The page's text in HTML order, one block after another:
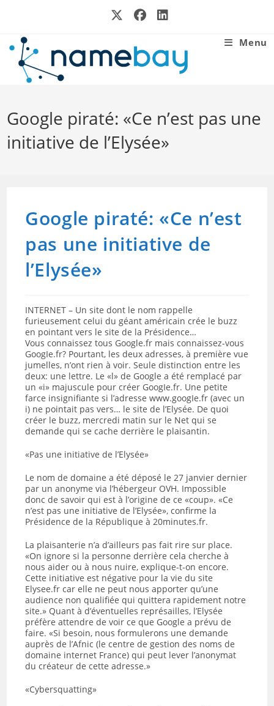
Menu
Google piraté: «Ce n’est pas une
initiative de l’Elysée»
Google piraté: «Ce n’est
pas une initiative de
l’Elysée»
INTERNET – Un site dont le nom rappelle
furieusement celui du géant américain crée le buzz
en pointant vers le site de la Présidence…
Vous connaissez tous Google.fr mais connaissez-vous
GoogIe.fr? Pourtant, les deux adresses, à première vue
jumelles, n’ont rien à voir. Seule distinction entre les
deux: une lettre. Le «l» de Google a été remplacé par
un «i» majuscule pour créer GoogIe.fr. Une petite
farce insignifiante si l’adresse www.googIe.fr (avec un
i) ne pointait pas vers… le site de l’Elysée. De quoi
créer le buzz, mercredi matin sur le Net qui se
demande qui se cache derrière le plaisantin.
«Pas une initiative de l’Elysée»
Le nom de domaine a été déposé le 27 janvier dernier
par un anonyme via l’hébergeur OVH. Impossible
donc de savoir qui est à l’origine de ce «coup». «Ce
n’est pas une initiative de l’Elysée», confirme la
Présidence de la République à 20minutes.fr.
La plaisanterie n’a d’ailleurs pas fait rire sur place.
«On ignore si la personne derrière cela cherche à
nous aider ou à nous nuire, explique-t-on encore.
Cette initiative est négative pour la vie du site
Elysee.fr car elle ne peut nous apporter qu’une
audience non qualifiée qui quittera rapidement notre
site.» Quant à d’éventuelles représailles, l’Elysée
préfère attendre de voir ce que Google a prévu de
faire. «Si besoin, nous formulerons une demande
auprès de l’Afnic (le centre de gestion des noms de
domaine internet France) qui peut lever l’anonymat
du créateur de cette adresse.»
«Cybersquatting»